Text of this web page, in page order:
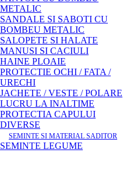
METALIC
SANDALE SI SABOTI CU
BOMBEU METALIC
SALOPETE SI HALATE
MANUSI SI CACIULI
HAINE PLOAIE
PROTECTIE OCHI / FATA /
URECHI
JACHETE / VESTE / POLARE
LUCRU LA INALTIME
PROTECTIA CAPULUI
DIVERSE
SEMINTE SI MATERIAL SADITOR
SEMINTE LEGUME